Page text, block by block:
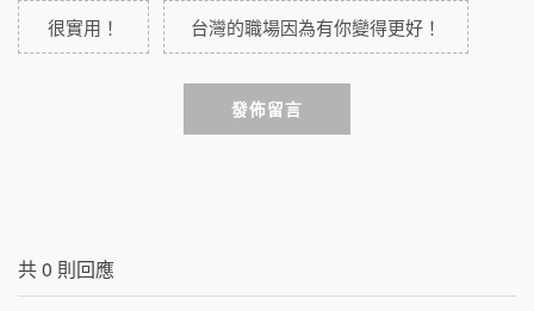
很實用！ 台灣的職場因為有你變得更好！
發佈留言
共0 則回應